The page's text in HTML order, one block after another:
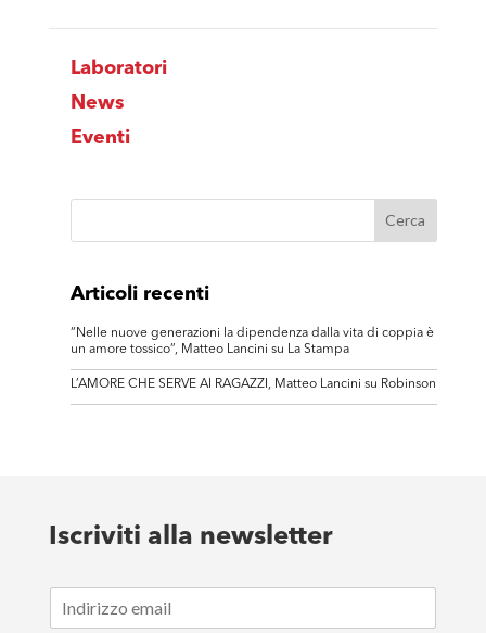
Laboratori
News
Eventi
Articoli recenti
“Nelle nuove generazioni la dipendenza dalla vita di coppia è
un amore tossico”, Matteo Lancini su La Stampa
L’AMORE CHE SERVE AI RAGAZZI, Matteo Lancini su Robinson
Iscriviti alla newsletter
m